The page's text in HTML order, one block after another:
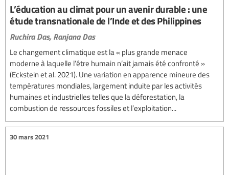
L’éducation au climat pour un avenir durable : une
étude transnationale de l’Inde et des Philippines
Ruchira Das, Ranjana Das
Le changement climatique est la « plus grande menace
moderne à laquelle l’être humain n’ait jamais été confronté »
(Eckstein et al. 2021). Une variation en apparence mineure des
températures mondiales, largement induite par les activités
humaines et industrielles telles que la déforestation, la
combustion de ressources fossiles et l’exploitation...
30 mars 2021